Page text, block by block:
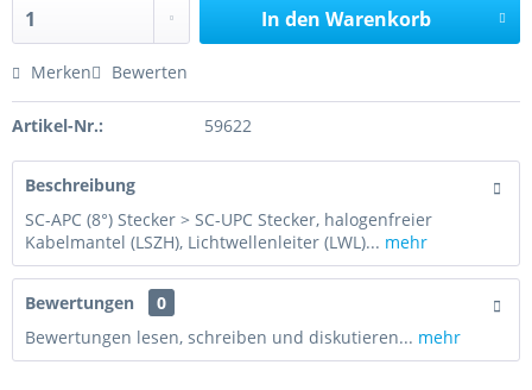
In den Warenkorb
Merken Bewerten
Artikel-Nr.: 59622
Beschreibung
SC-APC (8°) Stecker > SC-UPC Stecker, halogenfreier
Kabelmantel (LSZH), Lichtwellenleiter (LWL)... mehr
Bewertungen
0
Bewertungen lesen, schreiben und diskutieren... mehr